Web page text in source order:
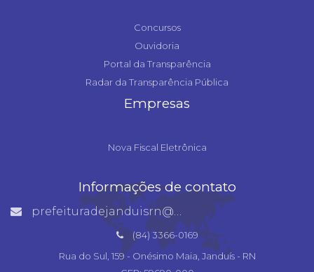
Concursos
Ouvidoria
Portal da Transparência
Radar da Transparência Pública
Empresas
Nova Fiscal Eletrônica
Informações de contato
prefeituradejanduisrn@gmail.com
(84) 3366-0169
Rua do Sul, 159 - Onésimo Maia, Janduís - RN